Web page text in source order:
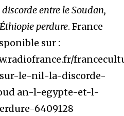
entre le Soudan,
perdure. France
sur :
le-nil-la-discorde-
an-l-egypte-et-l-
6409128